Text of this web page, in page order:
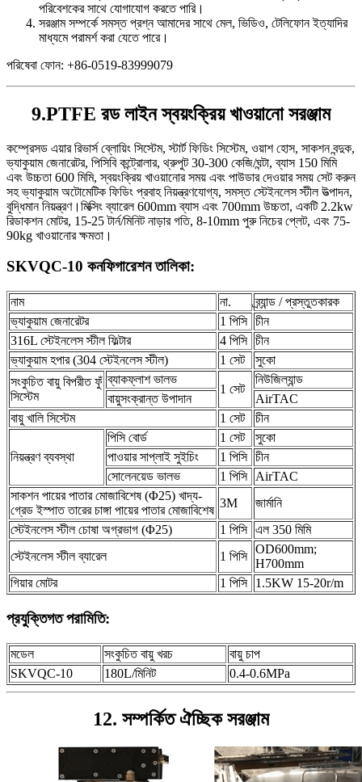
পরিবেশকের সাথে যোগাযোগ করতে পারি।
সরঞ্জাম সম্পর্কে সমস্ত প্রশ্ন আমাদের সাথে মেল, ভিডিও, টেলিফোন ইত্যাদির
মাধ্যমে পরামর্শ করা যেতে পারে।
পরিষেবা ফোন: +86-0519-83999079
9.PTFE রড লাইন স্বয়ংক্রিয় খাওয়ানো সরঞ্জাম
কম্প্রেসড এয়ার রিভার্স ব্লোয়িং সিস্টেম, স্টার্ট ফিডিং সিস্টেম, ওয়াশ হোস, সাকশন বন্দুক,
ভ্যাকুয়াম জেনারেটর, পিসিবি কন্ট্রোলার, থ্রুপুট 30-300 কেজি/ঘন্টা, ব্যাস 150 মিমি
এবং উচ্চতা 600 মিমি, স্বয়ংক্রিয় খাওয়ানোর সময় এবং পাউডার দেওয়ার সময় সেট করুন
সহ ভ্যাকুয়াম অটোমেটিক ফিডিং প্রবাহ নিয়ন্ত্রণযোগ্য, সমস্ত স্টেইনলেস স্টীল উত্পাদন,
বুদ্ধিমান নিয়ন্ত্রণ।মিক্সিং ব্যারেল 600mm ব্যাস এবং 700mm উচ্চতা, একটি 2.2kw
রিডাকশন মোটর, 15-25 টার্ন/মিনিট নাড়ার গতি, 8-10mm পুরু নিচের প্লেট, এবং 75-
90kg খাওয়ানোর ক্ষমতা।
SKVQC-10 কনফিগারেশন তালিকা:
নাম না.
ব্র্যান্ড / প্রস্তুতকারক
ভ্যাকুয়াম জেনারেটর
1 পিসি চীন
316L স্টেইনলেস স্টীল ফিল্টার
4 পিসি চীন
ভ্যাকুয়াম হপার (304 স্টেইনলেস স্টীল)
1 সেট
সুকো
সংকুচিত বায়ু বিপরীত ফুঁ
সিস্টেম
ব্যাকফ্লাশ ভালভ
1 সেট
নিউজিল্যান্ড
বায়ুসংক্রান্ত উপাদান
AirTAC
বায়ু খালি সিস্টেম
1 সেট চীন
নিয়ন্ত্রণ ব্যবস্থা
পিসি বোর্ড 1 সেট
সুকো
পাওয়ার সাপ্লাই সুইচিং
1 পিসি চীন
সোলেনয়েড ভালভ
1 পিসি
AirTAC
সাকশন পায়ের পাতার মোজাবিশেষ (Φ25) খাদ্য-
গ্রেড ইস্পাত তারের চাঙ্গা পায়ের পাতার মোজাবিশেষ
3M
জার্মানি
স্টেইনলেস স্টীল চোষা অগ্রভাগ (Φ25)
1 পিসি এল 350 মিমি
স্টেইনলেস স্টীল ব্যারেল
1 পিসি
OD600mm;
H700mm
গিয়ার মোটর
1 পিসি 1.5KW 15-20r/m
প্রযুক্তিগত পরামিতি:
মডেল সংকুচিত বায়ু খরচ
বায়ু চাপ
SKVQC-10
180L/মিনিট 0.4-0.6MPa
12. সম্পর্কিত ঐচ্ছিক সরঞ্জাম